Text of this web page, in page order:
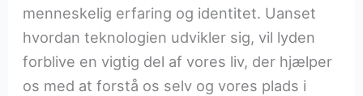
menneskelig erfaring og identitet. Uanset
hvordan teknologien udvikler sig, vil lyden
forblive en vigtig del af vores liv, der hjælper
os med at forstå os selv og vores plads i